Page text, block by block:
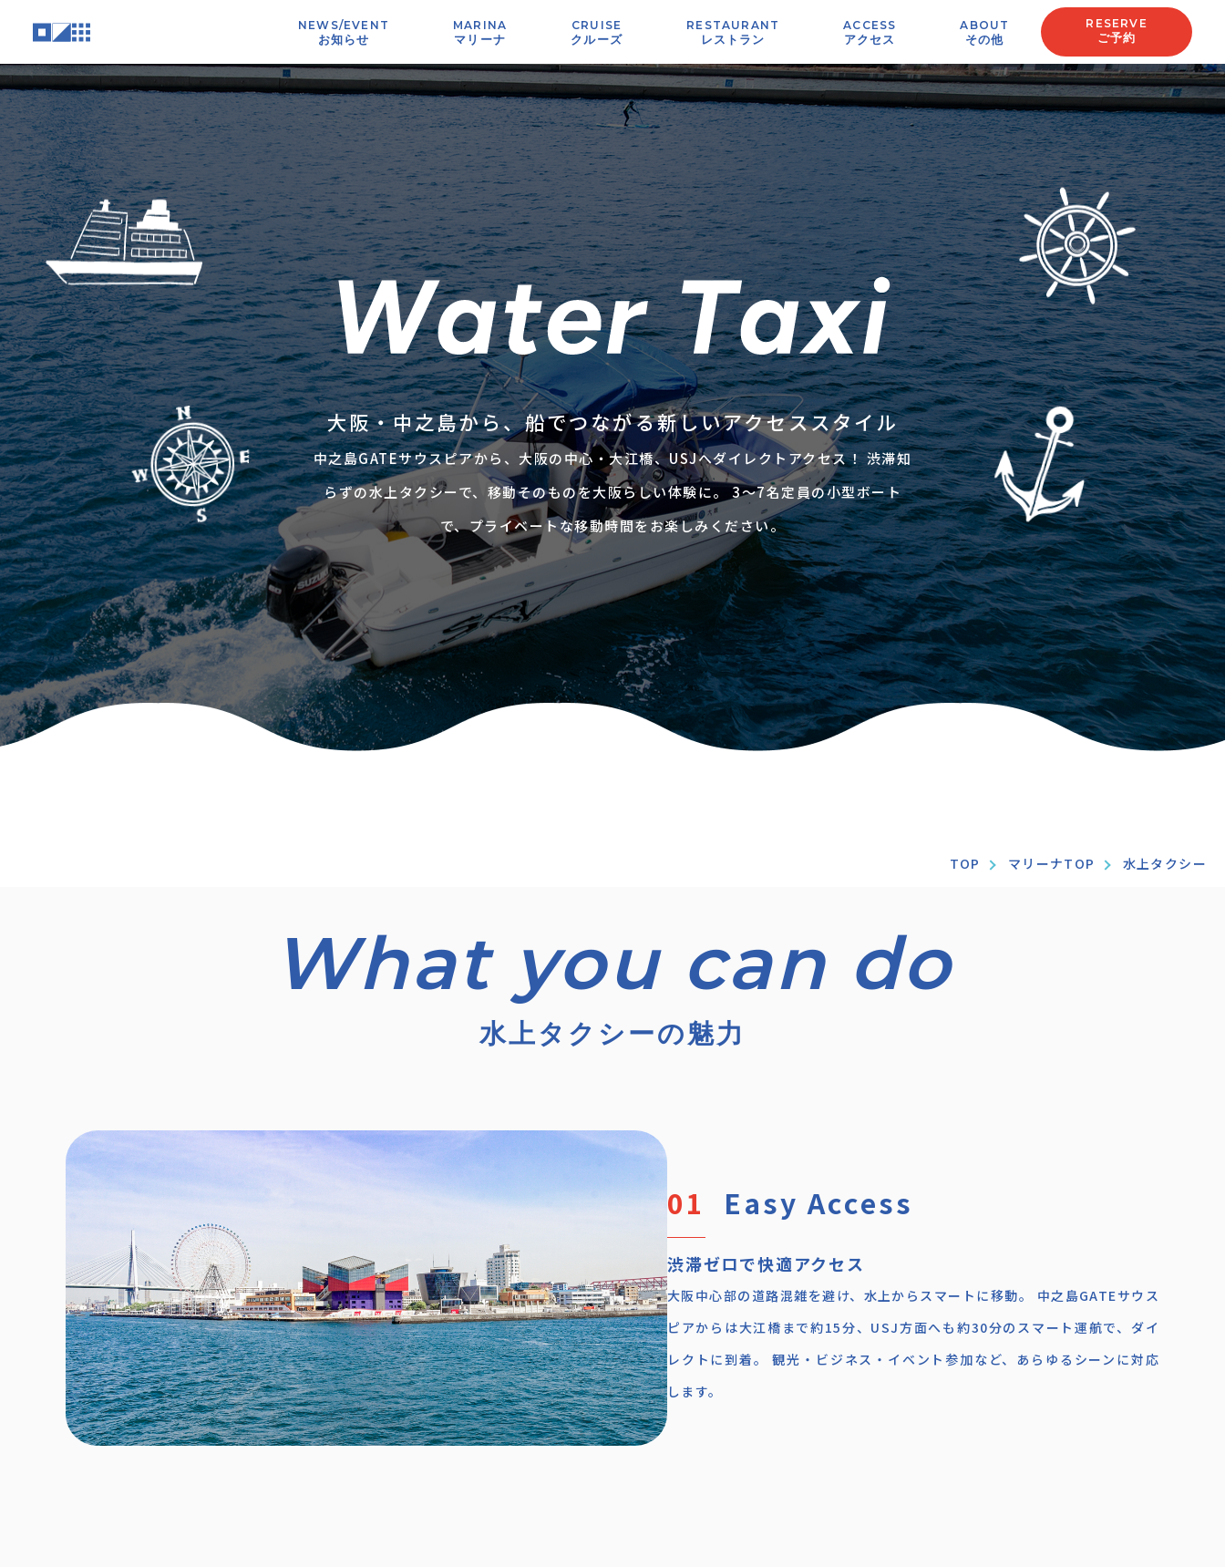
NEWS/EVENT
お知らせ
MARINA
マリーナ
CRUISE
クルーズ
RESTAURANT
レストラン
ACCESS
アクセス
ABOUT
その他
RESERVE
ご予約
大阪・中之島から、船でつながる新しいアクセススタイル
中之島GATEサウスピアから、大阪の中心・大江橋、USJへダイレクトアクセス！ 渋滞知
らずの水上タクシーで、移動そのものを大阪らしい体験に。 3～7名定員の小型ボート
で、プライベートな移動時間をお楽しみください。
TOP マリーナTOP 水上タクシー
水上タクシーの魅力
Easy Access
渋滞ゼロで快適アクセス
大阪中心部の道路混雑を避け、水上からスマートに移動。 中之島GATEサウス
ピアからは大江橋まで約15分、USJ方面へも約30分のスマート運航で、ダイ
レクトに到着。 観光・ビジネス・イベント参加など、あらゆるシーンに対応
します。